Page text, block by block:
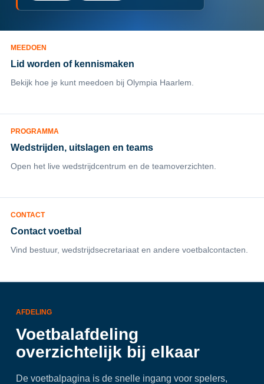
MEEDOEN
Lid worden of kennismaken
Bekijk hoe je kunt meedoen bij Olympia Haarlem.
PROGRAMMA
Wedstrijden, uitslagen en teams
Open het live wedstrijdcentrum en de teamoverzichten.
CONTACT
Contact voetbal
Vind bestuur, wedstrijdsecretariaat en andere voetbalcontacten.
AFDELING
Voetbalafdeling
overzichtelijk bij elkaar
De voetbalpagina is de snelle ingang voor spelers,